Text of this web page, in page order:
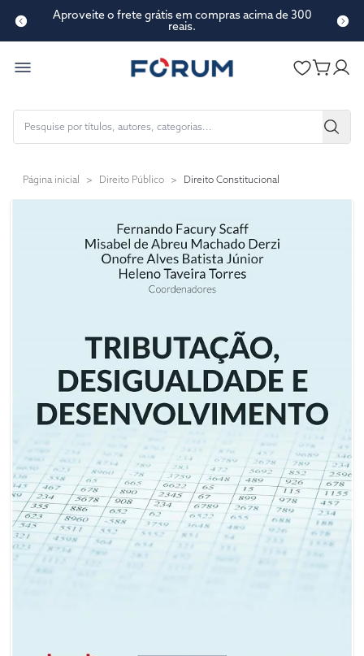
Aproveite o frete grátis em compras acima de 300
reais.
Página inicial > Direito Público > Direito Constitucional